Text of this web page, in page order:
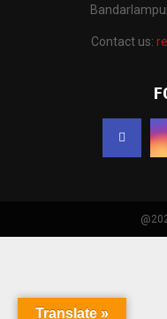
Contact us:
Translate »